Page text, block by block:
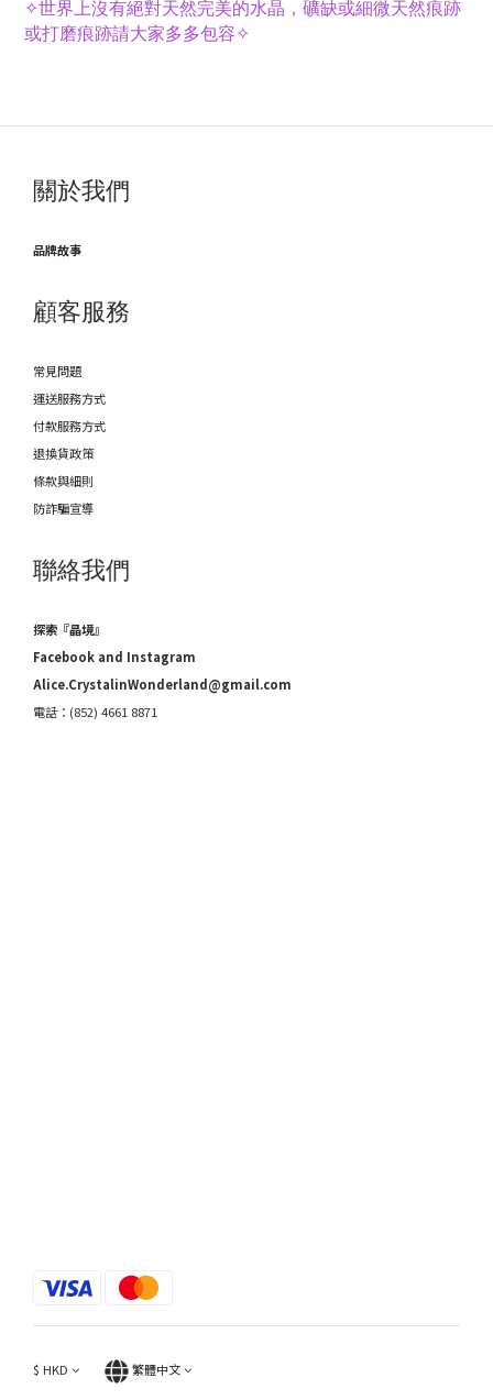
✧世界上沒有絕對天然完美的水晶，礦缺或細微天然痕跡
或打磨痕跡請大家多多包容✧
關於我們
品牌故事
顧客服務
常見問題
運送服務方式
付款服務方式
退換貨政策
條款與細則
防詐騙宣導
聯絡我們
探索『晶境』
Facebook and Instagram
Alice.CrystalinWonderland@gmail.com
電話：(852) 4661 8871
$ HKD 繁體中文